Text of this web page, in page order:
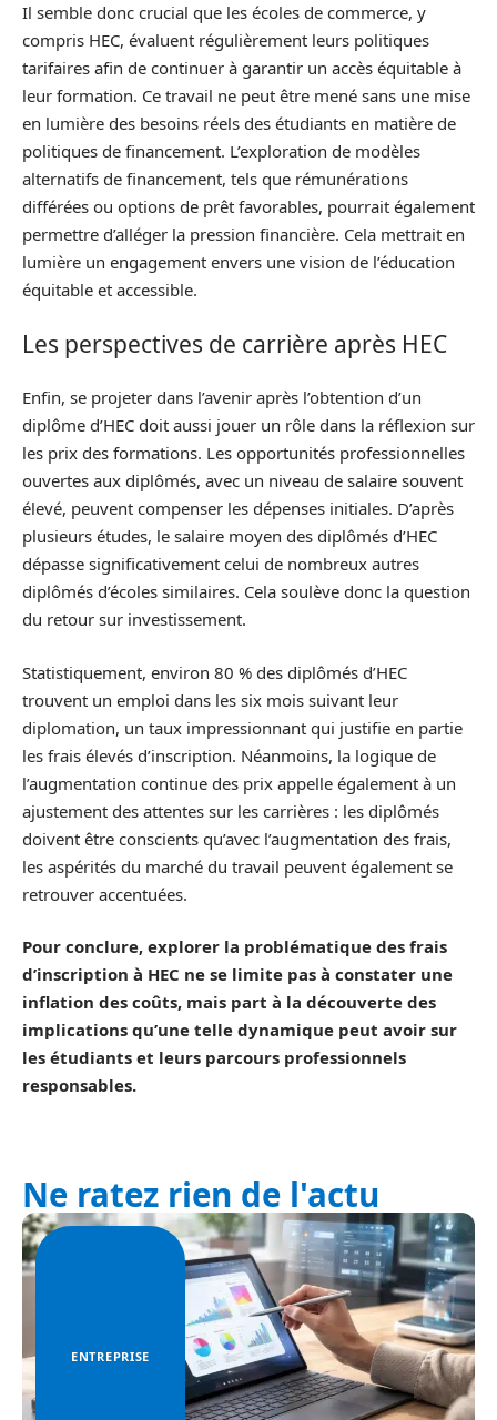
Il semble donc crucial que les écoles de commerce, y
compris HEC, évaluent régulièrement leurs politiques
tarifaires afin de continuer à garantir un accès équitable à
leur formation. Ce travail ne peut être mené sans une mise
en lumière des besoins réels des étudiants en matière de
politiques de financement. L’exploration de modèles
alternatifs de financement, tels que rémunérations
différées ou options de prêt favorables, pourrait également
permettre d’alléger la pression financière. Cela mettrait en
lumière un engagement envers une vision de l’éducation
équitable et accessible.
Les perspectives de carrière après HEC
Enfin, se projeter dans l’avenir après l’obtention d’un
diplôme d’HEC doit aussi jouer un rôle dans la réflexion sur
les prix des formations. Les opportunités professionnelles
ouvertes aux diplômés, avec un niveau de salaire souvent
élevé, peuvent compenser les dépenses initiales. D’après
plusieurs études, le salaire moyen des diplômés d’HEC
dépasse significativement celui de nombreux autres
diplômés d’écoles similaires. Cela soulève donc la question
du retour sur investissement.
Statistiquement, environ 80 % des diplômés d’HEC
trouvent un emploi dans les six mois suivant leur
diplomation, un taux impressionnant qui justifie en partie
les frais élevés d’inscription. Néanmoins, la logique de
l’augmentation continue des prix appelle également à un
ajustement des attentes sur les carrières : les diplômés
doivent être conscients qu’avec l’augmentation des frais,
les aspérités du marché du travail peuvent également se
retrouver accentuées.
Pour conclure, explorer la problématique des frais
d’inscription à HEC ne se limite pas à constater une
inflation des coûts, mais part à la découverte des
implications qu’une telle dynamique peut avoir sur
les étudiants et leurs parcours professionnels
responsables.
Ne ratez rien de l'actu
ENTREPRISE